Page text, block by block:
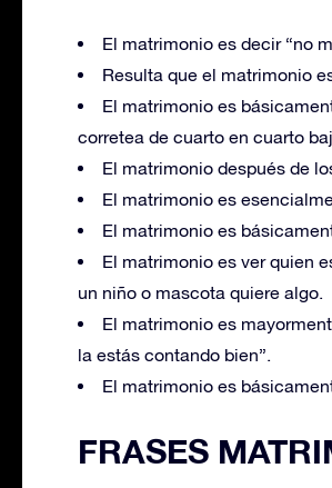
El matrimonio es decir “no
Resulta que el matrimonio
El matrimonio es
corretea de cuarto en cuarto
El matrimonio después de
El matrimonio es
El matrimonio es
El matrimonio es ver quien
un niño o mascota quiere algo.
El matrimonio es
la estás contando bien”.
El matrimonio es
FRASES